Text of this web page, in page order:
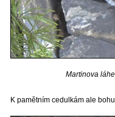
Martinova
K pamětním cedulkám ale